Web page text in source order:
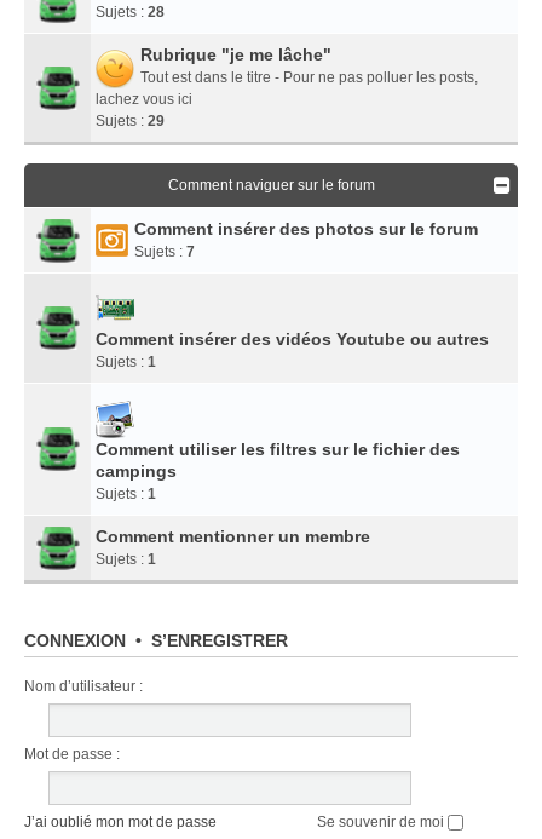
Sujets : 28
Rubrique "je me lâche"
Tout est dans le titre - Pour ne pas polluer les posts,
lachez vous ici
Sujets : 29
Comment naviguer sur le forum
Comment insérer des photos sur le forum
Sujets : 7
Comment insérer des vidéos Youtube ou autres
Sujets : 1
Comment utiliser les filtres sur le fichier des
campings
Sujets : 1
Comment mentionner un membre
Sujets : 1
CONNEXION • S’ENREGISTRER
Nom d’utilisateur :
Mot de passe :
J’ai oublié mon mot de passe Se souvenir de moi